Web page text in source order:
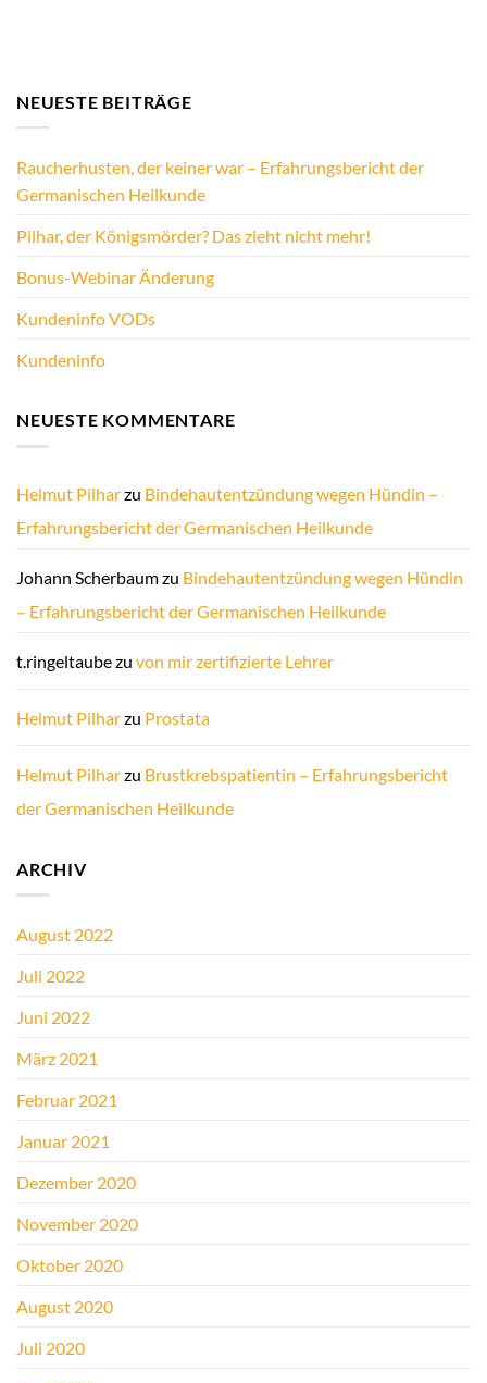
NEUESTE BEITRÄGE
Raucherhusten, der keiner war – Erfahrungsbericht der
Germanischen Heilkunde
Pilhar, der Königsmörder? Das zieht nicht mehr!
Bonus-Webinar Änderung
Kundeninfo VODs
Kundeninfo
NEUESTE KOMMENTARE
Helmut Pilharzu Bindehautentzündung wegen Hündin –
Erfahrungsbericht der Germanischen Heilkunde
Johann Scherbaumzu Bindehautentzündung wegen Hündin
– Erfahrungsbericht der Germanischen Heilkunde
t.ringeltaubezu von mir zertifizierte Lehrer
Helmut Pilharzu Prostata
Helmut Pilharzu Brustkrebspatientin – Erfahrungsbericht
der Germanischen Heilkunde
ARCHIV
August 2022
Juli 2022
Juni 2022
März 2021
Februar 2021
Januar 2021
Dezember 2020
November 2020
Oktober 2020
August 2020
Juli 2020